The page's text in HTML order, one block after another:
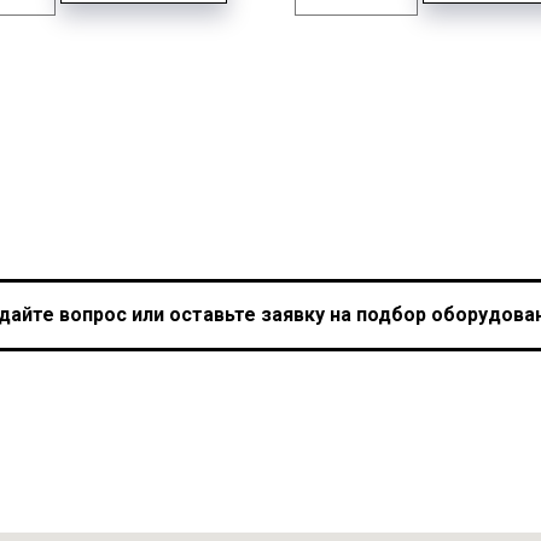
вопрос или оставьте заявку на подбор